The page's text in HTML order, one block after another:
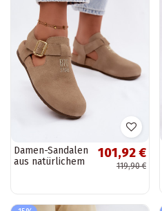
Damen-Sandalen
aus natürlichem
101,92 €
119,90 €